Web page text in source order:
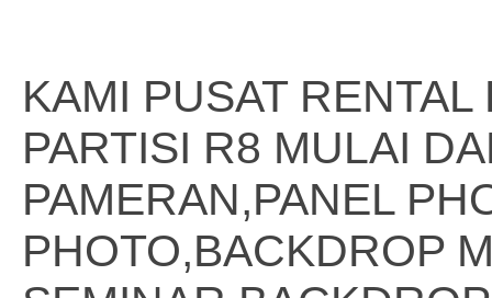
KAMI PUSAT
PARTISI R8 MULAI
PAMERAN,PANEL
PHOTO,BACKDROP